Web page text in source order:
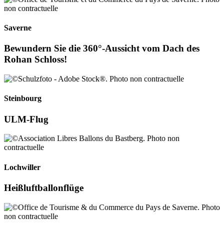
Saverne
Bewundern Sie die 360°-Aussicht vom Dach des
Rohan Schloss!
Steinbourg
ULM-Flug
Lochwiller
Heißluftballonflüge